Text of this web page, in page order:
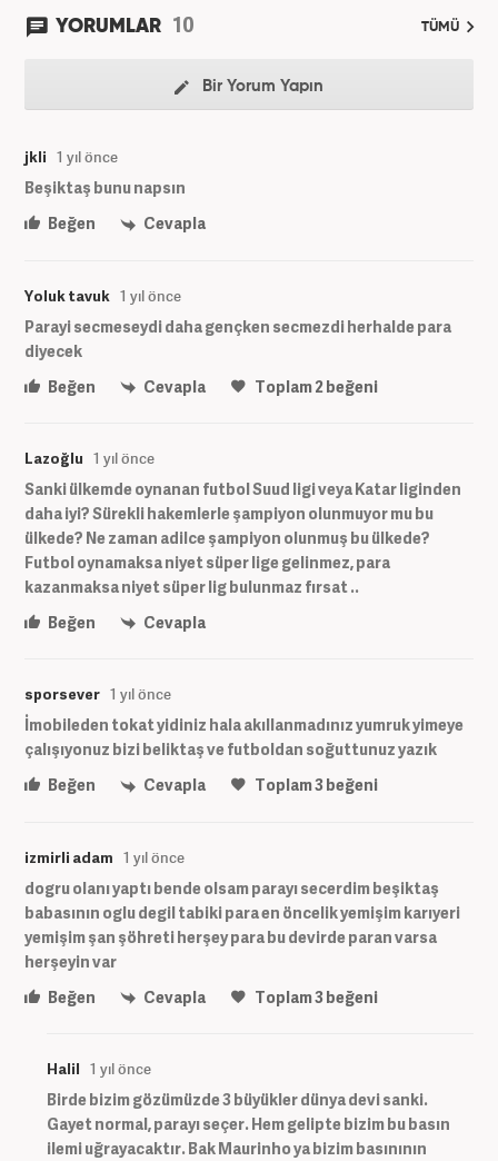
YORUMLAR 10 TÜMÜ
Bir Yorum Yapın
jkli 1 yıl önce
Beşiktaş bunu napsın
Beğen
Cevapla
Yoluk tavuk 1 yıl önce
Parayi secmeseydi daha gençken secmezdi herhalde para
diyecek
Beğen
Cevapla Toplam2 beğeni
Lazoğlu 1 yıl önce
Sanki ülkemde oynanan futbol Suud ligi veya Katar liginden
daha iyi? Sürekli hakemlerle şampiyon olunmuyor mu bu
ülkede? Ne zaman adilce şampiyon olunmuş bu ülkede?
Futbol oynamaksa niyet süper lige gelinmez, para
kazanmaksa niyet süper lig bulunmaz fırsat ..
Beğen
Cevapla
sporsever 1 yıl önce
İmobileden tokat yidiniz hala akıllanmadınız yumruk yimeye
çalışıyonuz bizi beliktaş ve futboldan soğuttunuz yazık
Beğen
Cevapla Toplam3beğeni
izmirli adam 1 yıl önce
dogru olanı yaptı bende olsam parayı secerdim beşiktaş
babasının oglu degil tabiki para en öncelik yemişim karıyeri
yemişim şan şöhreti herşey para bu devirde paran varsa
herşeyin var
Beğen
Cevapla Toplam3beğeni
Halil 1 yıl önce
Birde bizim gözümüzde 3 büyükler dünya devi sanki.
Gayet normal, parayı seçer. Hem gelipte bizim bu basın
ilemi uğrayacaktır. Bak Maurinho ya bizim basınının